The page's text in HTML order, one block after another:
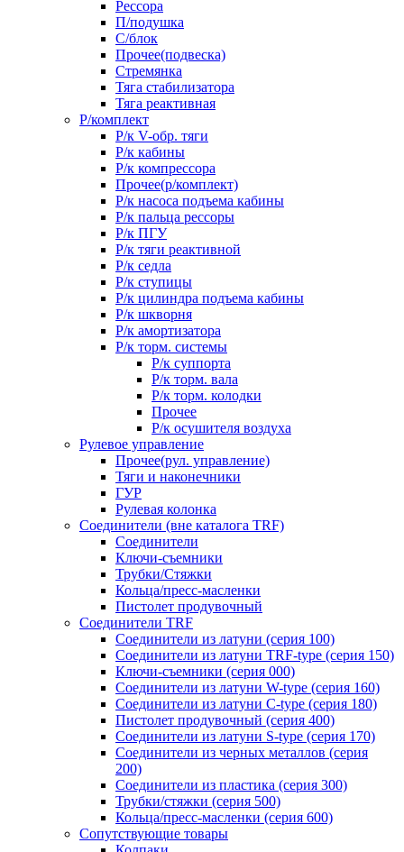
Рессора
П/подушка
С/блок
Прочее(подвеска)
Стремянка
Тяга стабилизатора
Тяга реактивная
Р/комплект
Р/к V-обр. тяги
Р/к кабины
Р/к компрессора
Прочее(р/комплект)
Р/к насоса подъема кабины
Р/к пальца рессоры
Р/к ПГУ
Р/к тяги реактивной
Р/к седла
Р/к ступицы
Р/к цилиндра подъема кабины
Р/к шкворня
Р/к амортизатора
Р/к торм. системы
Р/к суппорта
Р/к торм. вала
Р/к торм. колодки
Прочее
Р/к осушителя воздуха
Рулевое управление
Прочее(рул. управление)
Тяги и наконечники
ГУР
Рулевая колонка
Соединители (вне каталога TRF)
Соединители
Ключи-cъемники
Трубки/Стяжки
Кольца/пресс-масленки
Пистолет продувочный
Соединители TRF
Соединители из латуни (серия 100)
Соединители из латуни TRF-type (серия 150)
Ключи-съемники (серия 000)
Соединители из латуни W-type (серия 160)
Соединители из латуни С-type (серия 180)
Пистолет продувочный (серия 400)
Соединители из латуни S-type (серия 170)
Соединители из черных металлов (серия
200)
Соединители из пластика (серия 300)
Трубки/стяжки (серия 500)
Кольца/пресс-масленки (серия 600)
Сопутствующие товары